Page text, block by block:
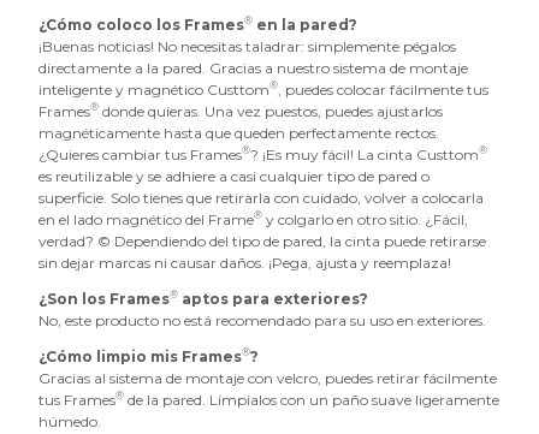
¿Cómo coloco los Frames® en la pared?
¡Buenas noticias! No necesitas taladrar: simplemente pégalos
directamente a la pared. Gracias a nuestro sistema de montaje
inteligente y magnético Custtom®, puedes colocar fácilmente tus
Frames® donde quieras. Una vez puestos, puedes ajustarlos
magnéticamente hasta que queden perfectamente rectos.
¿Quieres cambiar tus Frames®? ¡Es muy fácil! La cinta Custtom®
es reutilizable y se adhiere a casi cualquier tipo de pared o
superficie. Solo tienes que retirarla con cuidado, volver a colocarla
en el lado magnético del Frame® y colgarlo en otro sitio. ¿Fácil,
verdad? © Dependiendo del tipo de pared, la cinta puede retirarse
sin dejar marcas ni causar daños. ¡Pega, ajusta y reemplaza!
¿Son los Frames® aptos para exteriores?
No, este producto no está recomendado para su uso en exteriores.
¿Cómo limpio mis Frames®?
Gracias al sistema de montaje con velcro, puedes retirar fácilmente
tus Frames® de la pared. Límpialos con un paño suave ligeramente
húmedo.